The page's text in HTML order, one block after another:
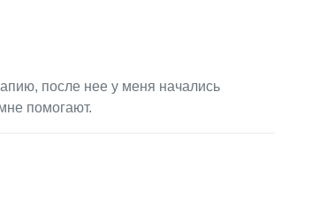
после нее у меня начались
помогают.